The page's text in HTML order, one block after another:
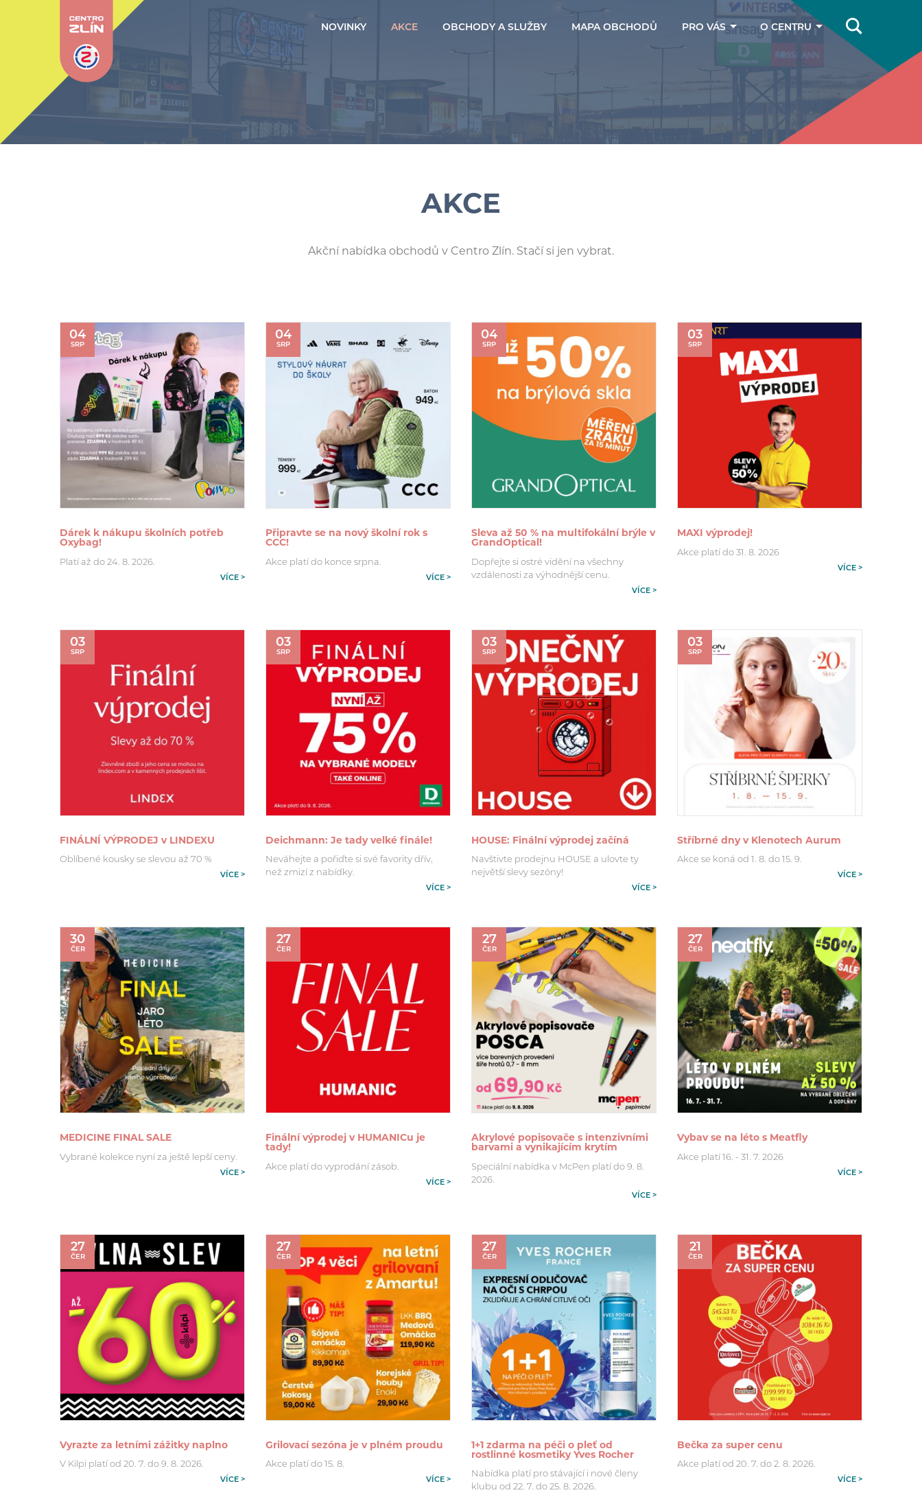
NOVINKY AKCE OBCHODY A SLUŽBY MAPA OBCHODŮ PRO VÁS
Dárkové poukazy
O CENTRU
Jak se k nám
dostanete
Kontakty
AKCE
Akční nabídka obchodů v Centro Zlín. Stačí si jen vybrat.
04
SRP
Dárek k nákupu školních potřeb
Oxybag!
Platí až do 24. 8. 2026.
VÍCE >
04
SRP
Připravte se na nový školní rok s
CCC!
Akce platí do konce srpna.
VÍCE >
04
SRP
Sleva až 50 % na multifokální brýle v
GrandOptical!
Dopřejte si ostré vidění na všechny
vzdálenosti za výhodnější cenu.
VÍCE >
03
SRP
MAXI výprodej!
Akce platí do 31. 8. 2026
VÍCE >
03
SRP
FINÁLNÍ VÝPRODEJ v LINDEXU
Oblíbené kousky se slevou až 70 %
VÍCE >
03
SRP
Deichmann: Je tady velké finále!
Neváhejte a pořiďte si své favority dřív,
než zmizí z nabídky.
VÍCE >
03
SRP
HOUSE: Finální výprodej začíná
Navštivte prodejnu HOUSE a ulovte ty
největší slevy sezóny!
VÍCE >
03
SRP
Stříbrné dny v Klenotech Aurum
Akce se koná od 1. 8. do 15. 9.
VÍCE >
30
ČER
MEDICINE FINAL SALE
Vybrané kolekce nyní za ještě lepší ceny.
VÍCE >
27
ČER
Finální výprodej v HUMANICu je
tady!
Akce platí do vyprodání zásob.
VÍCE >
27
ČER
Akrylové popisovače s intenzivními
barvami a vynikajícím krytím
Speciální nabídka v McPen platí do 9. 8.
2026.
VÍCE >
27
ČER
Vybav se na léto s Meatfly
Akce platí 16. - 31. 7. 2026
VÍCE >
27
ČER
Vyrazte za letními zážitky naplno
V Kilpi platí od 20. 7. do 9. 8. 2026.
VÍCE >
27
ČER
Grilovací sezóna je v plném proudu
Akce platí do 15. 8.
VÍCE >
27
ČER
1+1 zdarma na péči o pleť od
rostlinné kosmetiky Yves Rocher
Nabídka platí pro stávající i nové členy
klubu od 22. 7. do 25. 8. 2026.
21
ČER
Bečka za super cenu
Akce platí od 20. 7. do 2. 8. 2026.
VÍCE >